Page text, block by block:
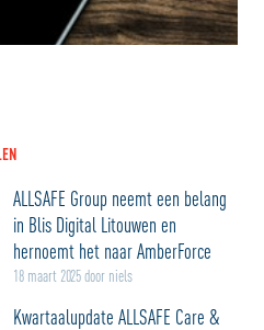
ALLSAFE Group neemt een belang
in Blis Digital Litouwen en
hernoemt het naar AmberForce
18 maart 2025 door niels
Kwartaalupdate ALLSAFE Care &